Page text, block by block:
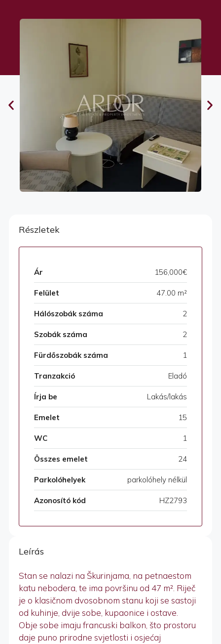
Részletek
Ár 156,000€
Felület 47.00 m²
Hálószobák száma 2
Szobák száma 2
Fürdőszobák száma 1
Tranzakció Eladó
Írja be Lakás/lakás
Emelet 15
WC 1
Összes emelet 24
Parkolóhelyek parkolóhely nélkül
Azonosító kód HZ2793
Leírás
Stan se nalazi na Škurinjama, na petnaestom
katu nebodera, te ima površinu od 47 m². Riječ
je o klasičnom dvosobnom stanu koji se sastoji
od kuhinje, dvije sobe, kupaonice i ostave.
Obje sobe imaju francuski balkon, što prostoru
daje puno prirodne svjetlosti i osjećaj